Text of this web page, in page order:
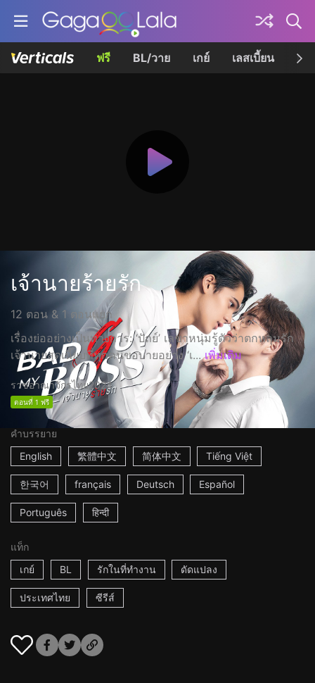
ฟรี BL/วาย เกย์ เลสเบี้ยน เค
เจ้านายร้ายรัก
12 ตอน & 1 ตอนแยก
เรื่องย่ออย่างเป็นทางการ: ‘ปัถย์’ เลขาหนุ่มรู้ตัวว่าตกหลุมรัก
เจ้านายสุดเนี๊ยบที่ทุกคนขอบายอย่าง ‘เ... เพิ่มเติม
ราชอาณาจักรไทย2024
ตอนที่ 1 ฟรี
คำบรรยาย
English
繁體中文 简体中文 Tiếng Việt
한국어 français Deutsch Español
Português हिन्दी
แท็ก
เกย์
BL รักในที่ทำงาน ดัดแปลง
ประเทศไทย ซีรีส์